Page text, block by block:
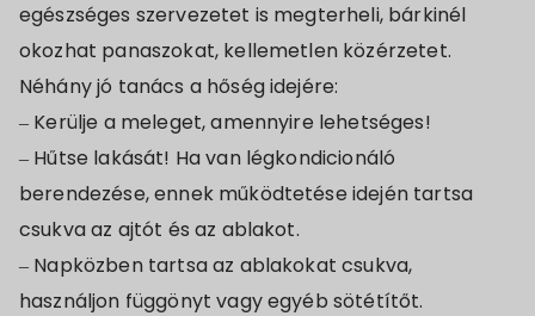
egészséges szervezetet is megterheli, bárkinél
okozhat panaszokat, kellemetlen közérzetet.
Néhány jó tanács a hőség idejére:
– Kerülje a meleget, amennyire lehetséges!
– Hűtse lakását! Ha van légkondicionáló
berendezése, ennek működtetése idején tartsa
csukva az ajtót és az ablakot.
– Napközben tartsa az ablakokat csukva,
használjon függönyt vagy egyéb sötétítőt.